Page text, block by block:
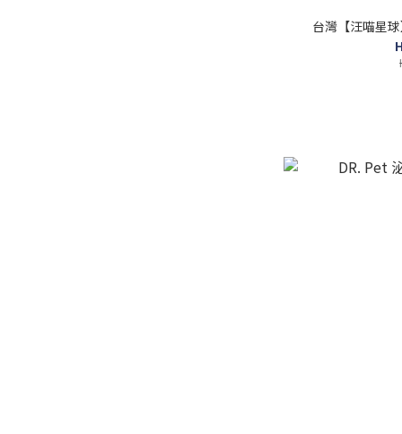
台灣【汪喵星